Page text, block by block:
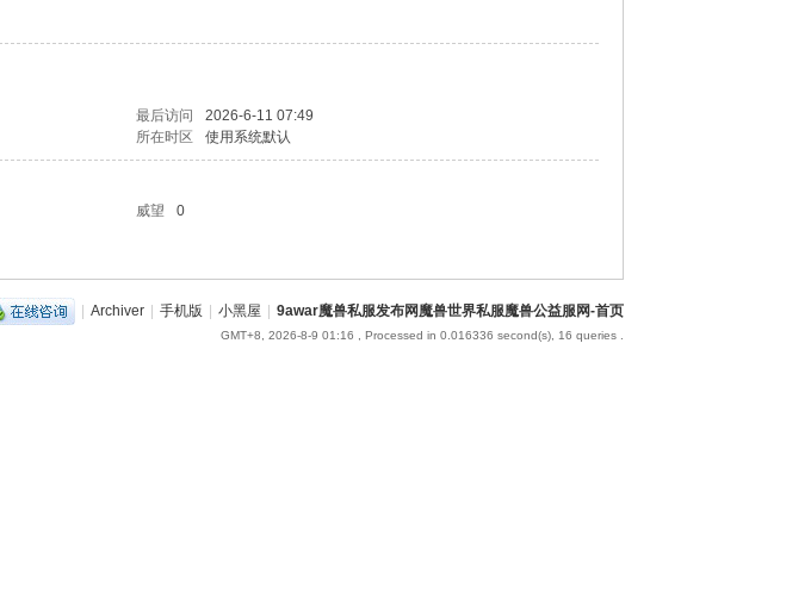
最后访问
2026-6-11 07:49
所在时区 使用系统默认
威望
0
| Archiver | 手机版 | 小黑屋 | 9awar魔兽私服发布网魔兽世界私服魔兽公益服网-首页
GMT+8, 2026-8-9 01:16 , Processed in 0.016336 second(s), 16 queries .